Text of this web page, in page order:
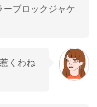
ーブロックジャケ
くわね